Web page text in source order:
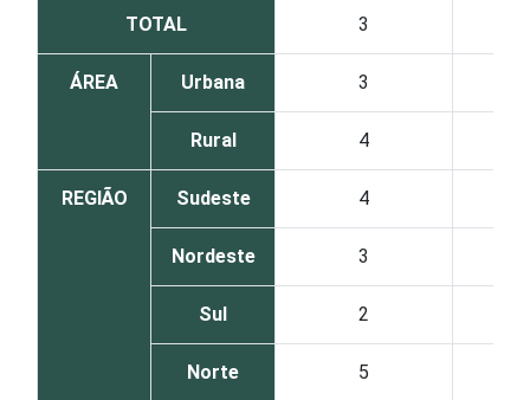
TOTAL 3
ÁREA Urbana 3
Rural 4
REGIÃO Sudeste 4
Nordeste 3
Sul 2
Norte 5